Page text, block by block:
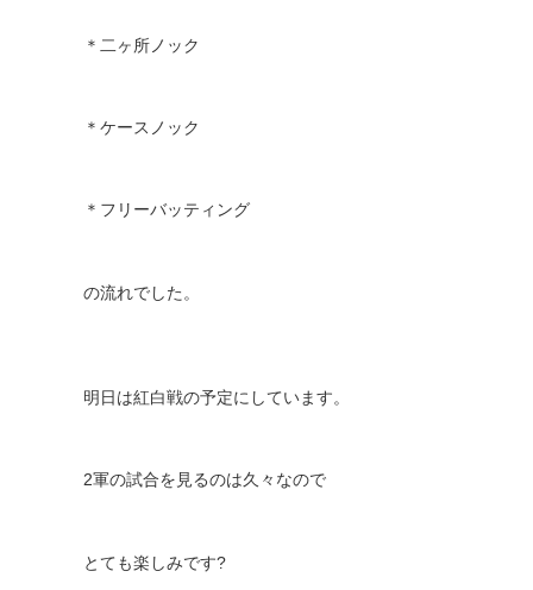
＊二ヶ所ノック
＊ケースノック
＊フリーバッティング
の流れでした。
明日は紅白戦の予定にしています。
2軍の試合を見るのは久々なので
とても楽しみです?